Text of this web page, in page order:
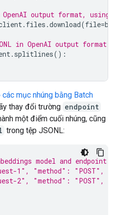
output format, using
. files .download(file=
in OpenAI output format
. splitlines():
các mục nhúng bằng Batch
thay đổi trường endpoint
một điểm cuối nhúng, cũng
trong tệp JSONL:
model and endpoint
1", "method": "POST",
2", "method": "POST",